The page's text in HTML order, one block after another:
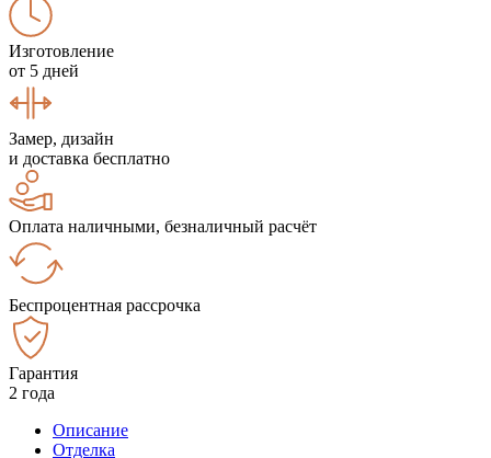
Изготовление
от 5 дней
Замер, дизайн
и доставка бесплатно
Оплата наличными, безналичный расчёт
Беспроцентная рассрочка
Гарантия
2 года
Описание
Отделка